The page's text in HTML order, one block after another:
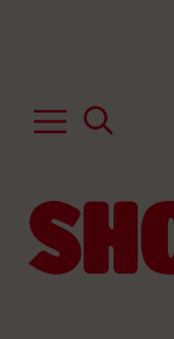
Hulp of
Kennis